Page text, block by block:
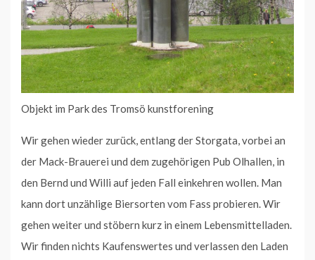
Objekt im Park des Tromsö kunstforening
Wir gehen wieder zurück, entlang der Storgata, vorbei an
der Mack-Brauerei und dem zugehörigen Pub Olhallen, in
den Bernd und Willi auf jeden Fall einkehren wollen. Man
kann dort unzählige Biersorten vom Fass probieren. Wir
gehen weiter und stöbern kurz in einem Lebensmittelladen.
Wir finden nichts Kaufenswertes und verlassen den Laden